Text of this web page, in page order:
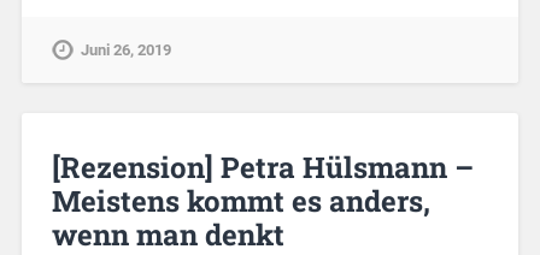
Juni 26, 2019
[Rezension] Petra Hülsmann –
Meistens kommt es anders,
wenn man denkt